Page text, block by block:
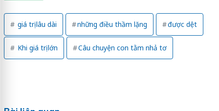
giá trị lâu dài những điều thầm lặng được dệt
Khi giá trị lớn Câu chuyện con tằm nhả tơ